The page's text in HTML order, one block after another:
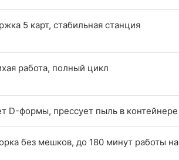
5 карт, стабильная станция
работа, полный цикл
D-формы, прессует пыль в контейнере
без мешков, до 180 минут работы на